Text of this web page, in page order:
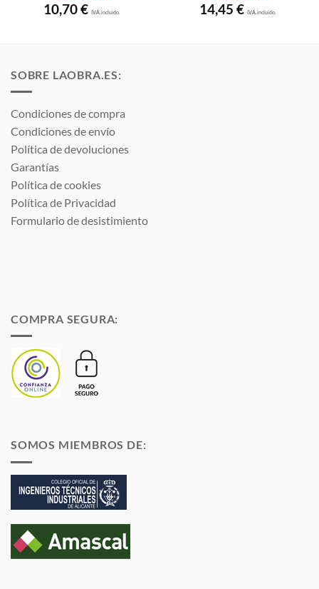
10,70€ I.V.A. incluido. 14,45 € I.V.A. incluido.
SOBRE LAOBRA.ES:
Condiciones de compra
Condiciones de envío
Política de devoluciones
Garantías
Política de cookies
Política de Privacidad
Formulario de desistimiento
COMPRA SEGURA:
SOMOS MIEMBROS DE: